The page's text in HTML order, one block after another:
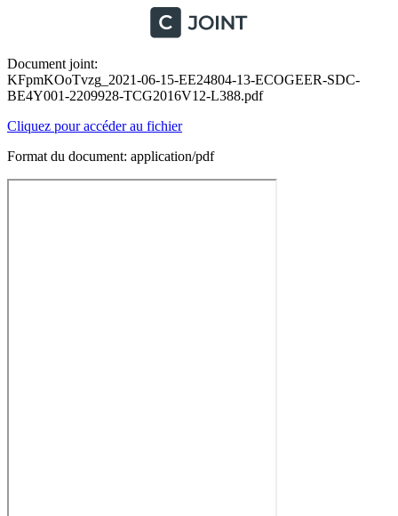
Document joint:
KFpmKOoTvzg_2021-06-15-EE24804-13-ECOGEER-SDC-
BE4Y001-2209928-TCG2016V12-L388.pdf
Cliquez pour accéder au fichier
Format du document: application/pdf